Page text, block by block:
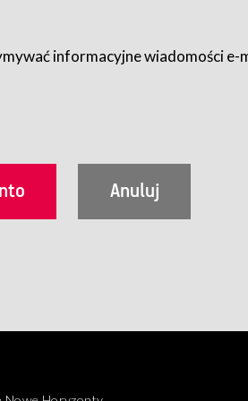
przed rozpoczęciem korzystania z
wydrukowanie.
ze wszystkich aplikacji Serwisu może być
informacyjne wiadomości e-